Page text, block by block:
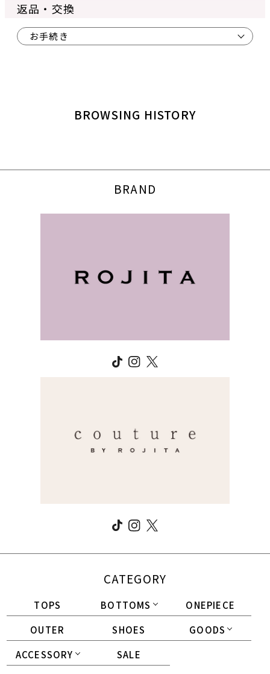
返品・交換
お手続き
BROWSING HISTORY
BRAND
CATEGORY
TOPS BOTTOMS
ONEPIECE
OUTER
SHOES
GOODS
ACCESSORY
SALE